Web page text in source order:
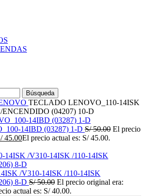
Búsqueda
TECLADO LENOVO_110-14ISK
ENCENDIDO (04207) 10-D
14IBD (03287) 1-D S/50.00 El precio
45.00El precio actual es: S/ 45.00.
/V310-14ISK /110-14ISK
8-D S/50.00 El precio original era:
actual es: S/ 40.00.